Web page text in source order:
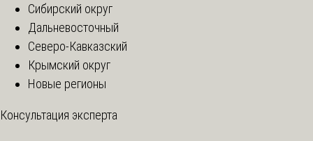
Сибирский округ
Дальневосточный
Северо-Кавказский
Крымский округ
Новые регионы
Консультация эксперта